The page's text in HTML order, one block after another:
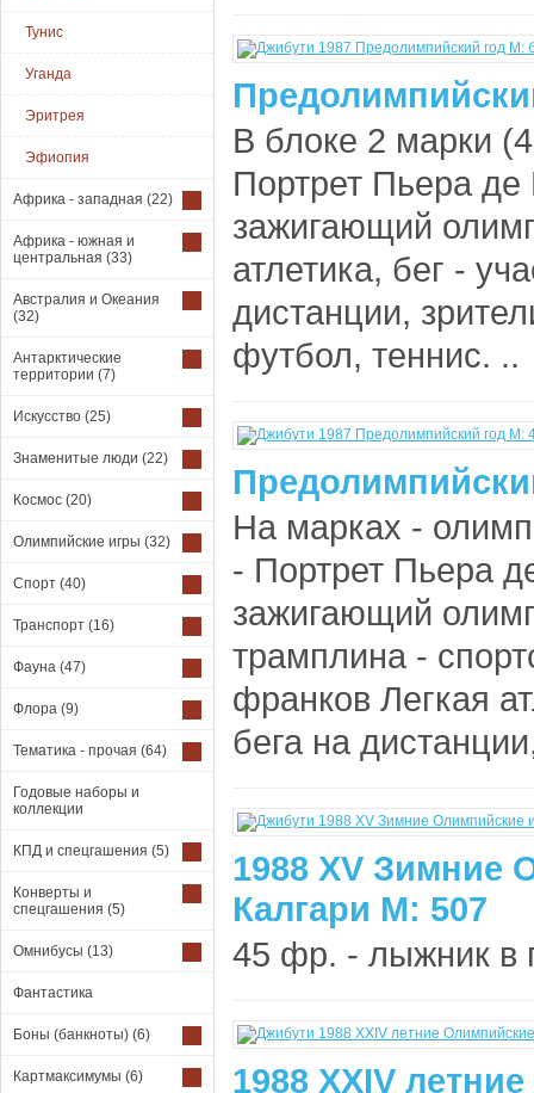
Тунис
Уганда
Эритрея
Эфиопия
Африка - западная (22)
Африка - южная и
центральная (33)
Австралия и Океания
(32)
Антарктические
территории (7)
Искусство (25)
Знаменитые люди (22)
Космос (20)
Олимпийские игры (32)
Спорт (40)
Транспорт (16)
Фауна (47)
Флора (9)
Тематика - прочая (64)
Годовые наборы и
коллекции
КПД и спецгашения (5)
Конверты и
спецгашения (5)
Омнибусы (13)
Фантастика
Боны (банкноты) (6)
Картмаксимумы (6)
В блоке 2 марки
Портрет Пьера де
зажигающий
атлетика, бег -
дистанции,
футбол, теннис. ..
На марках -
- Портрет Пьера
зажигающий
трамплина -
франков Легкая
бега на
1988 XV Зимние
Калгари М: 507
45 фр. - лыжник в
1988 XXIV